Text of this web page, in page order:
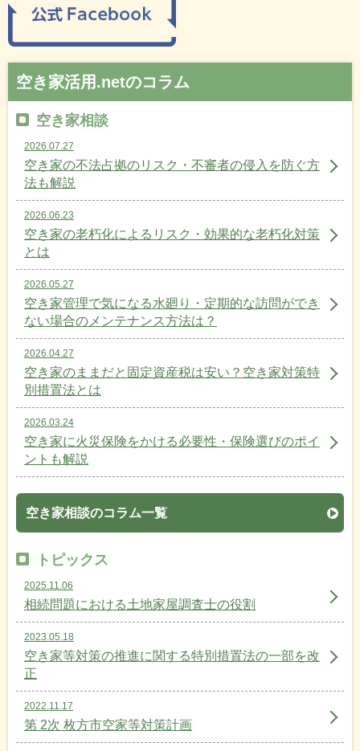
空き家活用.netのコラム
空き家相談
2026.07.27
空き家の不法占拠のリスク・不審者の侵入を防ぐ方
法も解説
2026.06.23
空き家の老朽化によるリスク・効果的な老朽化対策
とは
2026.05.27
空き家管理で気になる水廻り・定期的な訪問ができ
ない場合のメンテナンス方法は？
2026.04.27
空き家のままだと固定資産税は安い？空き家対策特
別措置法とは
2026.03.24
空き家に火災保険をかける必要性・保険選びのポイ
ントも解説
空き家相談のコラム一覧
トピックス
2025.11.06
相続問題における土地家屋調査士の役割
2023.05.18
空き家等対策の推進に関する特別措置法の一部を改
正
2022.11.17
第 2次 枚方市空家等対策計画